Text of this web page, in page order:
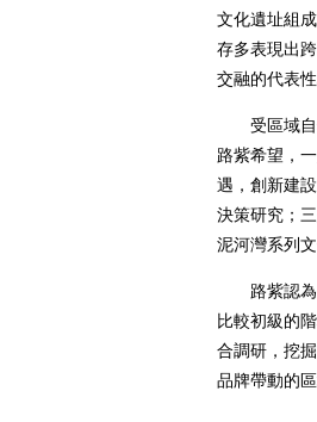
文化遺址組
存多表現出
交融的代表性
受區域自然
路紫希望，
遇，創新建
決策研究；
泥河灣系列文
路紫認為
比較初級的
合調研，挖
品牌帶動的